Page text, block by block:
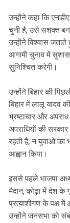
‎उन्होंने कहा कि
चुनी है, उसे सशक्त
उन्होंने विश्वास
आगामी चुनाव में
सुनिश्चित करेगी।
‎उन्होंने बिहार की
बिहार में लालू यादव
भ्रष्टाचार और
अपराधियों की
रहती है, न युवाओं का
आह्वान किया।
‎इससे पहले भाजपा
मैदान, कोढ़ा में देश के
प्रत्याशीगण के पक्ष में
उन्होंने जनसभा को